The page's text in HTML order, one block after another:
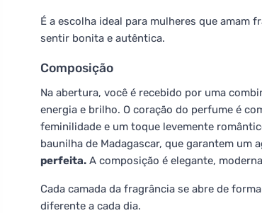
É a escolha ideal para mulheres que amam
sentir bonita e autêntica.
Composição
Na abertura, você é recebido por uma
energia e brilho. O coração do perfume é
feminilidade e um toque levemente
baunilha de Madagascar, que garantem um
perfeita. A composição é elegante,
Cada camada da fragrância se abre de
diferente a cada dia.